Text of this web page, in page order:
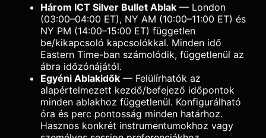
Három ICT Silver Bullet Ablak — London
(03:00–04:00 ET), NY AM (10:00–11:00 ET) és
NY PM (14:00–15:00 ET) független
be/kikapcsoló kapcsolókkal. Minden idő
Eastern Time-ban számolódik, függetlenül az
ábra időzónájától.
Egyéni Ablakidők — Felülírhatók az
alapértelmezett kezdő/befejező időpontok
minden ablakhoz függetlenül. Konfigurálható
óra és perc pontosság minden határhoz.
Hasznos konkrét instrumentumokhoz vagy